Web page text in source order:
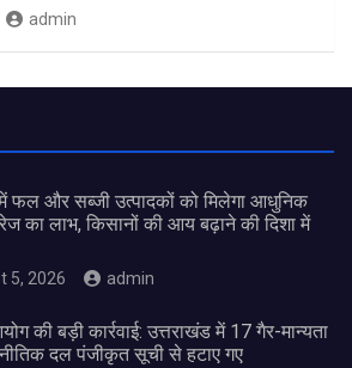
admin
फल और सब्जी उत्पादकों को मिलेगा आधुनिक
का लाभ, किसानों की आय बढ़ाने की दिशा में
5, 2026 admin
की बड़ी कार्रवाई: उत्तराखंड में 17 गैर-मान्यता
दल पंजीकृत सूची से हटाए गए